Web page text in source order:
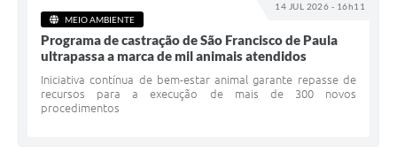
14 JUL 2026 - 16h11
MEIO AMBIENTE
Programa de castração de São Francisco de Paula
ultrapassa a marca de mil animais atendidos
Iniciativa contínua de bem-estar animal garante repasse de
recursos para a execução de mais de 300 novos
procedimentos